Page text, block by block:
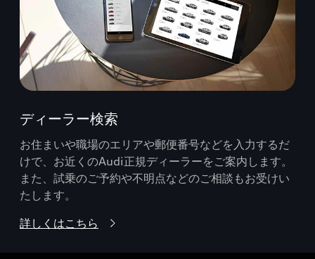
ディーラー検索
お住まいや職場のエリアや郵便番号などを入力するだ
けで、お近くのAudi正規ディーラーをご案内します。
また、試乗のご予約や不明点などのご相談もお受けい
たします。
詳しくはこちら